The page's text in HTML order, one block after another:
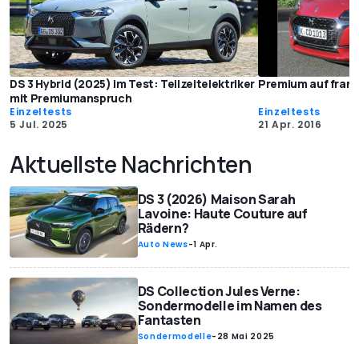
DS 3 Hybrid (2025) im Test: Teilzeitelektriker
mit Premiumanspruch
Einzeltests
5 Jul. 2025
Premium auf
Einzeltests
21 Apr. 2016
Aktuellste Nachrichten
DS 3 (2026) Maison Sarah
Lavoine: Haute Couture auf
Rädern?
Auto News-1 Apr.
DS Collection Jules Verne:
Sondermodelle im Namen des
Fantasten
Sondermodelle- 28 Mai 2025